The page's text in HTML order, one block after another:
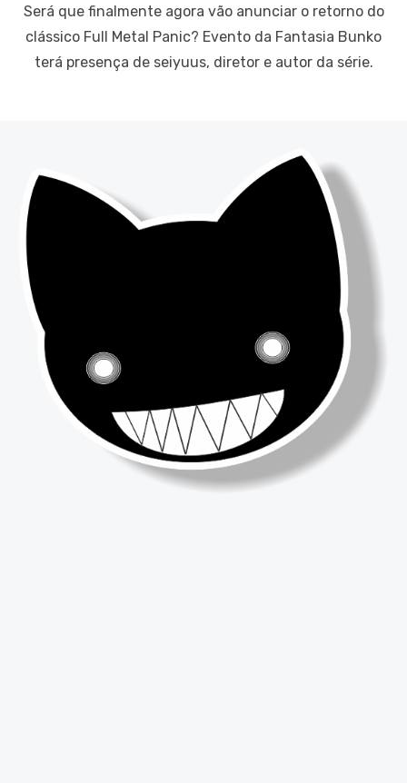
Será que finalmente agora vão anunciar o retorno do
clássico Full Metal Panic? Evento da Fantasia Bunko
terá presença de seiyuus, diretor e autor da série.